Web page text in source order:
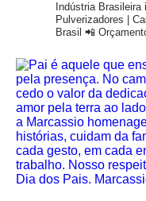
Indústria
Pulverizadores |
Brasil 📲